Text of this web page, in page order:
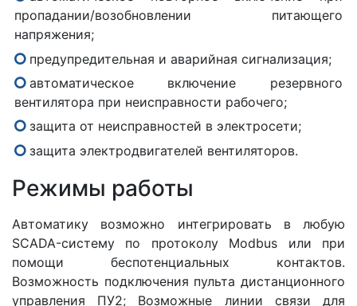
пропадании/возобновлении питающего
напряжения;
предупредительная и аварийная сигнализация;
автоматическое включение резервного
вентилятора при неисправности рабочего;
защита от неисправностей в электросети;
защита электродвигателей вентиляторов.
Режимы работы
Автоматику возможно интегрировать в любую
SCADA-систему по протоколу Modbus или при
помощи беспотенциальных контактов.
Возможность подключения пульта дистанционного
управления ПУ2; Возможные линии связи для